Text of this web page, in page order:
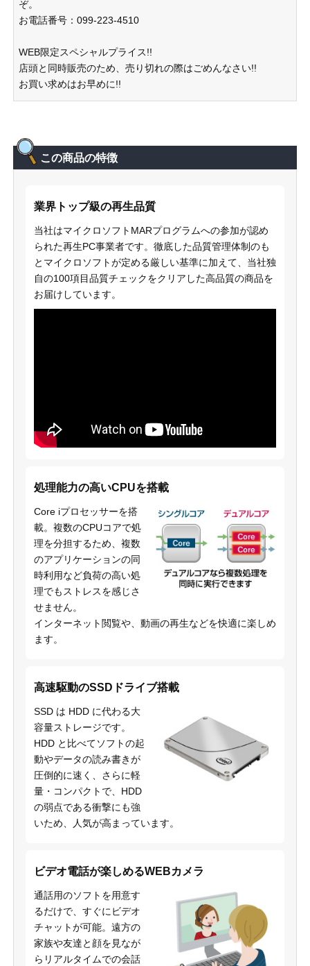
ぞ。
お電話番号：099-223-4510
WEB限定スペシャルプライス!!
店頭と同時販売のため、売り切れの際はごめんなさい!!
お買い求めはお早めに!!
この商品の特徴
業界トップ級の再生品質
当社はマイクロソフトMARプログラムへの参加が認め
られた再生PC事業者です。徹底した品質管理体制のも
とマイクロソフトが定める厳しい基準に加えて、当社独
自の100項目品質チェックをクリアした高品質の商品を
お届けしています。
処理能力の高いCPUを搭載
Core iプロセッサーを搭
載。複数のCPUコアで処
理を分担するため、複数
のアプリケーションの同
時利用など負荷の高い処
理でもストレスを感じさ
せません。
インターネット閲覧や、動画の再生などを快適に楽しめ
ます。
高速駆動のSSDドライブ搭載
SSD は HDD に代わる大
容量ストレージです。
HDD と比べてソフトの起
動やデータの読み書きが
圧倒的に速く、さらに軽
量・コンパクトで、HDD
の弱点である衝撃にも強
いため、人気が高まっています。
ビデオ電話が楽しめるWEBカメラ
通話用のソフトを用意す
るだけで、すぐにビデオ
チャットが可能。遠方の
家族や友達と顔を見なが
らリアルタイムでの会話